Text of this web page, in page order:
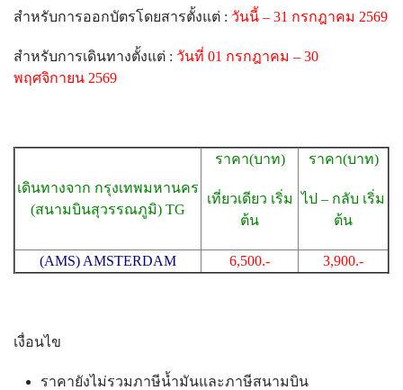
สำหรับการออกบัตรโดยสารตั้งแต่ : วันนี้ – 31 กรกฎาคม 2569
สำหรับการเดินทางตั้งแต่ : วันที่ 01 กรกฎาคม – 30
พฤศจิกายน 2569
เดินทางจาก กรุงเทพมหานคร
(สนามบินสุวรรณภูมิ) TG
ราคา(บาท)
เที่ยวเดียว เริ่ม
ต้น
ราคา(บาท)
ไป – กลับ เริ่ม
ต้น
(AMS) AMSTERDAM 6,500.- 3,900.-
เงื่อนไข
ราคายังไม่รวมภาษีน้ำมันและภาษีสนามบิน